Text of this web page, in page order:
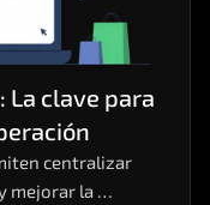
La clave para
centralizar
mejorar la